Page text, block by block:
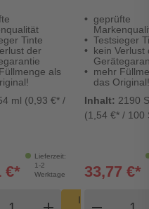
Seiten
Revolution
Tinte
der
als
ml (0,93 €* /
Lieferzeit:
1-2
Werktage
€*
Warenkorb
In den
+ farbig' -
Revolution
geprüfte
Testsieger
kein Verlust
mehr
das Original!
Inhalt: 2190
(1,54 €* / 100
33,77 €*